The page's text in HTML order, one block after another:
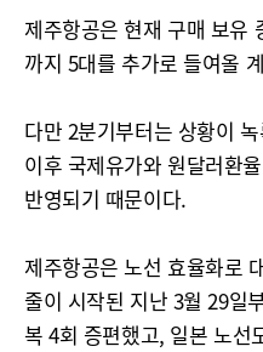
제주항공은 현재 구매 보유
까지 5대를 추가로 들여올
다만 2분기부터는 상황이
이후 국제유가와 원달러환
반영되기 때문이다.
제주항공은 노선 효율화로
줄이 시작된 지난 3월 29일
복 4회 증편했고, 일본 노선